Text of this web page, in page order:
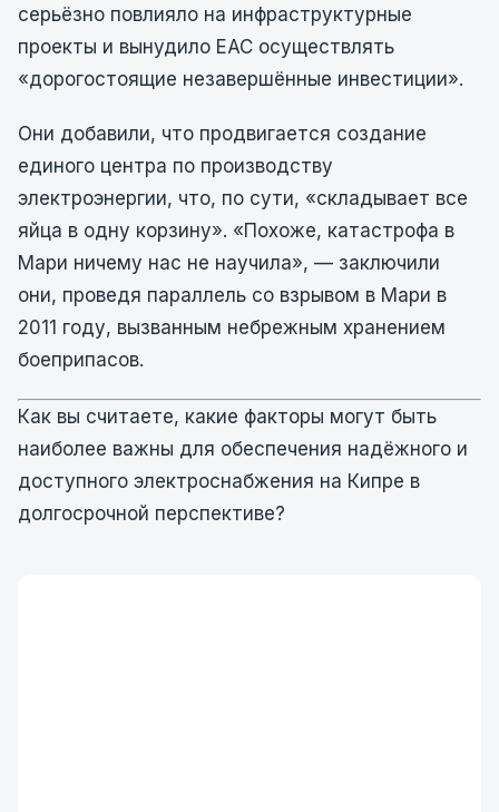
серьёзно повлияло на инфраструктурные
проекты и вынудило EAC осуществлять
«дорогостоящие незавершённые инвестиции».
Они добавили, что продвигается создание
единого центра по производству
электроэнергии, что, по сути, «складывает все
яйца в одну корзину». «Похоже, катастрофа в
Мари ничему нас не научила», — заключили
они, проведя параллель со взрывом в Мари в
2011 году, вызванным небрежным хранением
боеприпасов.
Как вы считаете, какие факторы могут быть
наиболее важны для обеспечения надёжного и
доступного электроснабжения на Кипре в
долгосрочной перспективе?